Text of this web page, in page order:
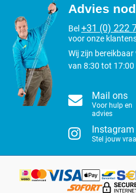
Advies
Bel +31 (0) 222
voor onze
Wij zijn
van 8:30 tot 17:00
Mail ons
Voor hulp en
advies
Instagram
Stel jouw